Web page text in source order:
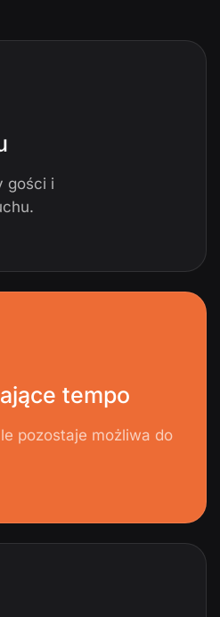
gości i
tempo
pozostaje możliwa do